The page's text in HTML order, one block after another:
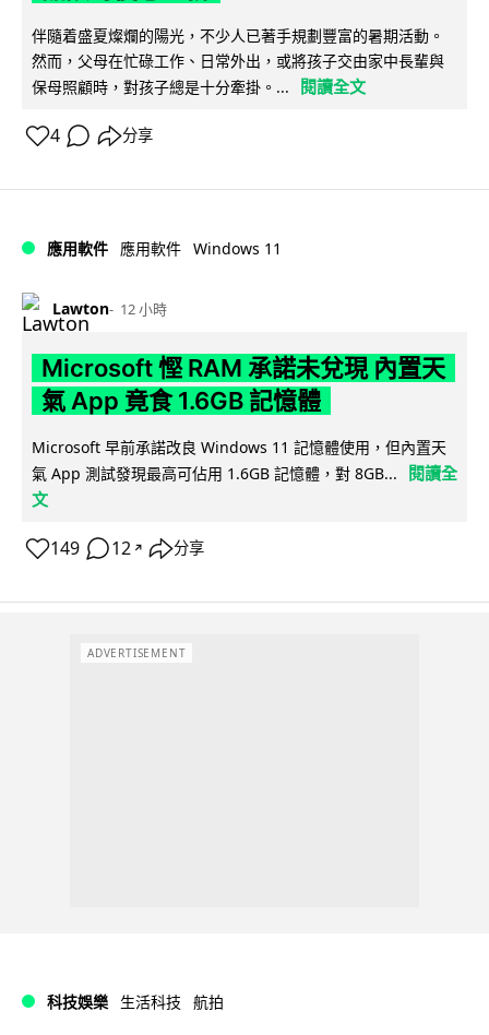
伴隨着盛夏燦爛的陽光，不少人已著手規劃豐富的暑期活動。
然而，父母在忙碌工作、日常外出，或將孩子交由家中長輩與
保母照顧時，對孩子總是十分牽掛。...
閱讀全文
4 分享
應用軟件 應用軟件 Windows 11
Lawton 12 小時
Microsoft 慳 RAM 承諾未兌現 內置天
氣 App 竟食 1.6GB 記憶體
Microsoft 早前承諾改良 Windows 11 記憶體使用，但內置天
氣 App 測試發現最高可佔用 1.6GB 記憶體，對 8GB...
閱讀全
文
149 12 ↗ 分享
ADVERTISEMENT
科技娛樂 生活科技 航拍